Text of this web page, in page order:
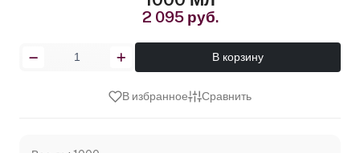
2 095 руб.
В корзину
В избранное Сравнить